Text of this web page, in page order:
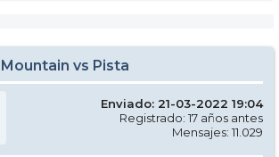
vs Pista
Enviado: 21-03-2022 19:04
Registrado: 17 años antes
Mensajes: 11.029